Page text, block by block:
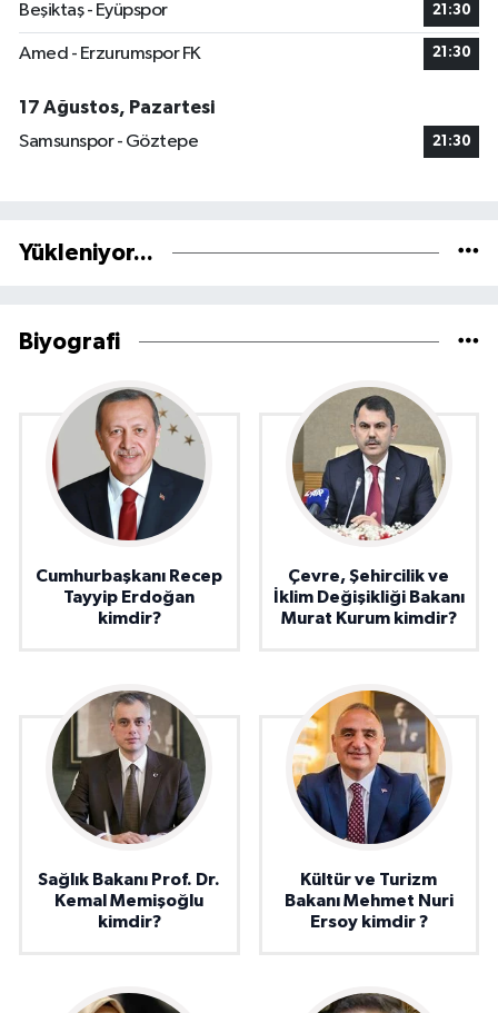
Beşiktaş - Eyüpspor 21:30
Amed - Erzurumspor FK 21:30
17 Ağustos, Pazartesi
Samsunspor - Göztepe
21:30
Yükleniyor...
Biyografi
Cumhurbaşkanı Recep
Tayyip Erdoğan
kimdir?
Çevre, Şehircilik ve
İklim Değişikliği Bakanı
Murat Kurum kimdir?
Sağlık Bakanı Prof. Dr.
Kemal Memişoğlu
kimdir?
Kültür ve Turizm
Bakanı Mehmet Nuri
Ersoy kimdir ?